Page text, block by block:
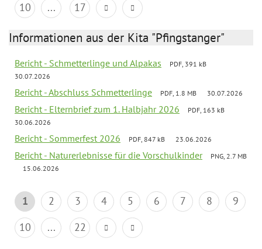
10
... 17
Informationen aus der Kita "Pfingstanger"
Bericht - Schmetterlinge und Alpakas
PDF, 391 kB
30.07.2026
Bericht - Abschluss Schmetterlinge PDF, 1.8 MB 30.07.2026
Bericht - Elternbrief zum 1. Halbjahr 2026
PDF, 163 kB
30.06.2026
Bericht - Sommerfest 2026 PDF, 847 kB 23.06.2026
Bericht - Naturerlebnisse für die Vorschulkinder
PNG, 2.7 MB
15.06.2026
1 2 3 4 5 6 7 8
9
10
... 22